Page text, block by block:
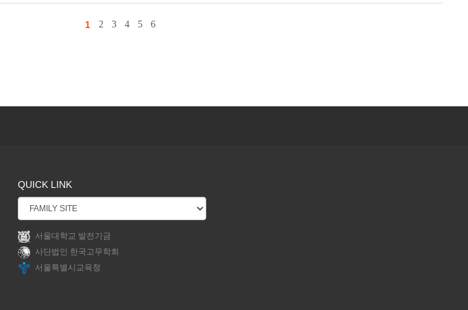
1 2 3 4 5 6
QUICK LINK
서울대학교 발전기금
사단법인 한국고무학회
서울특별시교육청